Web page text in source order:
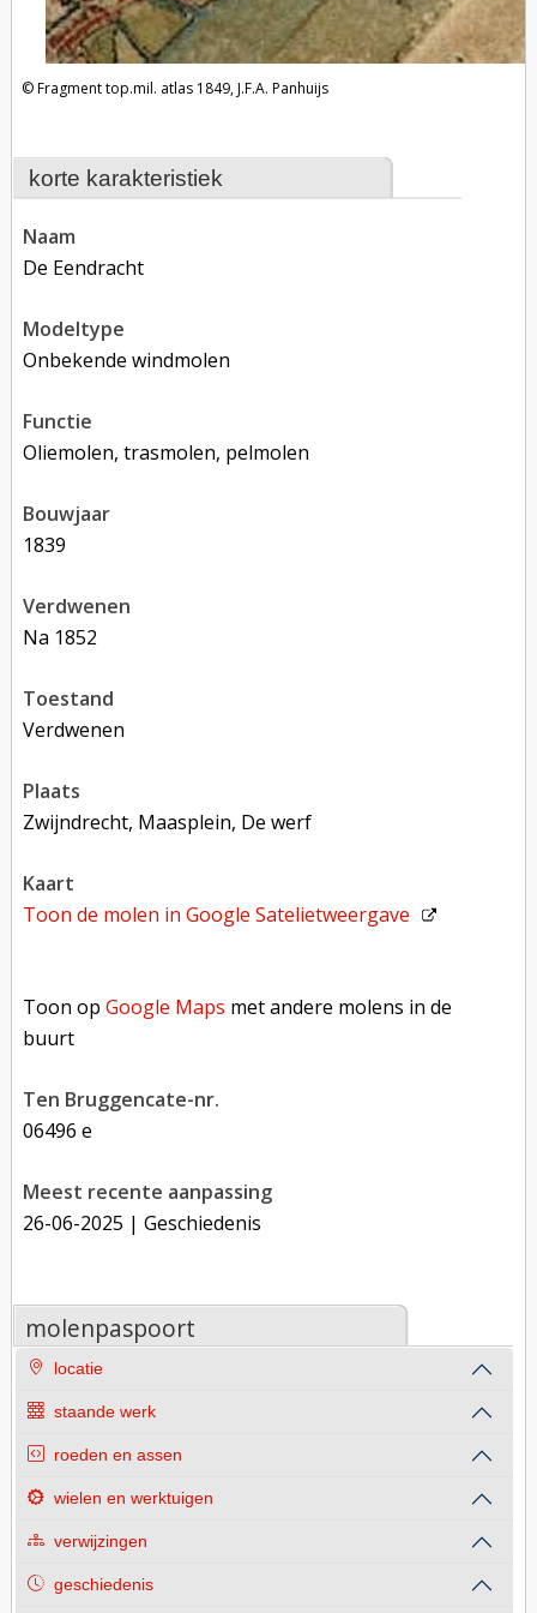
korte karakteristiek
naam
De Eendracht
modeltype
Onbekende windmolen
functie
oliemolen, trasmolen, pelmolen
bouwjaar
1839
verdwenen
na 1852
toestand
verdwenen
plaats
Zwijndrecht, Maasplein, De werf
kaart
Toon de molen inGoogle Satelietweergave
Toon opGoogle Maps met andere molens in de
buurt
Ten Bruggencate-nr.
06496 e
Meest recente aanpassing
26-06-2025 | Geschiedenis
Fragment top.mil. atlas 1849, J.F.A. Panhuijs
molenpaspoort
locatie
staande werk
roeden en assen
wielen en werktuigen
verwijzingen
geschiedenis